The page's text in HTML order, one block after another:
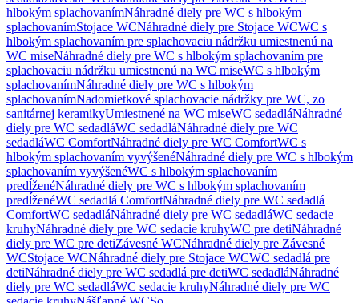
hlbokým splachovanímNáhradné diely pre WC s hlbokým
splachovanímStojace WCNáhradné diely pre Stojace WCWC s
hlbokým splachovaním pre splachovaciu nádržku umiestnenú na
WC miseNáhradné diely pre WC s hlbokým splachovaním pre
splachovaciu nádržku umiestnenú na WC miseWC s hlbokým
splachovanímNáhradné diely pre WC s hlbokým
splachovanímNadomietkové splachovacie nádržky pre WC, zo
sanitárnej keramikyUmiestnené na WC miseWC sedadláNáhradné
diely pre WC sedadláWC sedadláNáhradné diely pre WC
sedadláWC ComfortNáhradné diely pre WC ComfortWC s
hlbokým splachovaním vyvýšenéNáhradné diely pre WC s hlbokým
splachovaním vyvýšenéWC s hlbokým splachovaním
predĺženéNáhradné diely pre WC s hlbokým splachovaním
predĺženéWC sedadlá ComfortNáhradné diely pre WC sedadlá
ComfortWC sedadláNáhradné diely pre WC sedadláWC sedacie
kruhyNáhradné diely pre WC sedacie kruhyWC pre detiNáhradné
diely pre WC pre detiZávesné WCNáhradné diely pre Závesné
WCStojace WCNáhradné diely pre Stojace WCWC sedadlá pre
detiNáhradné diely pre WC sedadlá pre detiWC sedadláNáhradné
diely pre WC sedadláWC sedacie kruhyNáhradné diely pre WC